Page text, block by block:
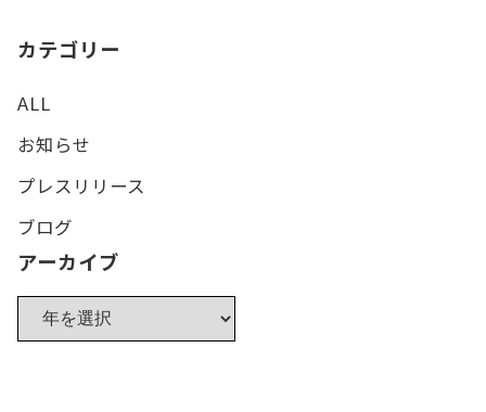
カテゴリー
ALL
お知らせ
プレスリリース
ブログ
アーカイブ